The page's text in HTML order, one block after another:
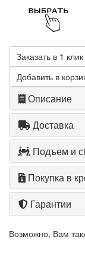
Заказать в 1 клик
Добавить в
Описание
Доставка
Подъем и
Покупка в
Гарантии
Возможно, Вам